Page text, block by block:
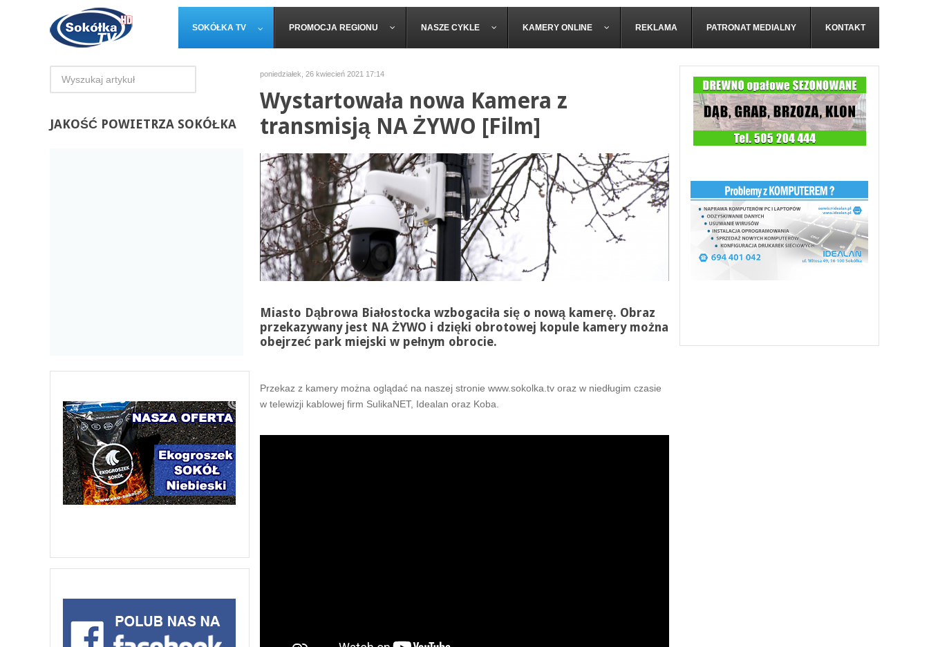
SOKÓŁKA TV PROMOCJA REGIONU NASZE CYKLE KAMERY ONLINE REKLAMA PATRONAT MEDIALNY KONTAKT
poniedziałek, 26 kwiecień 2021 17:14
Wystartowała nowa Kamera z
transmisją NA ŻYWO [Film]
Miasto Dąbrowa Białostocka wzbogaciła się o nową kamerę. Obraz
przekazywany jest NA ŻYWO i dzięki obrotowej kopule kamery można
obejrzeć park miejski w pełnym obrocie.
Przekaz z kamery można oglądać na naszej stronie www.sokolka.tv oraz w niedługim czasie
w telewizji kablowej firm SulikaNET, Idealan oraz Koba.
JAKOŚĆ POWIETRZA SOKÓŁKA